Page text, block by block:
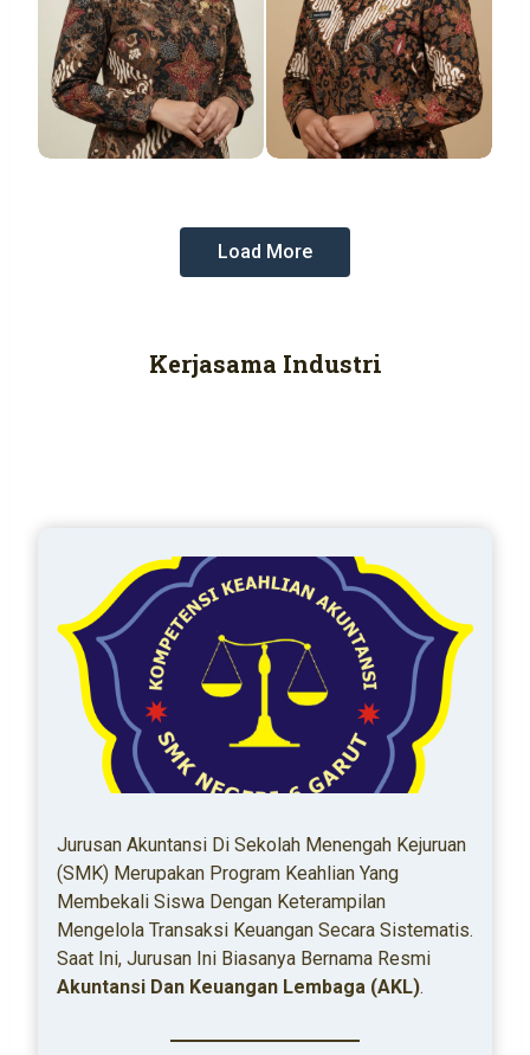
Load More
Kerjasama Industri
Jurusan Akuntansi Di Sekolah Menengah Kejuruan
(SMK) Merupakan Program Keahlian Yang
Membekali Siswa Dengan Keterampilan
Mengelola Transaksi Keuangan Secara Sistematis.
Saat Ini, Jurusan Ini Biasanya Bernama Resmi
Akuntansi Dan Keuangan Lembaga (AKL).